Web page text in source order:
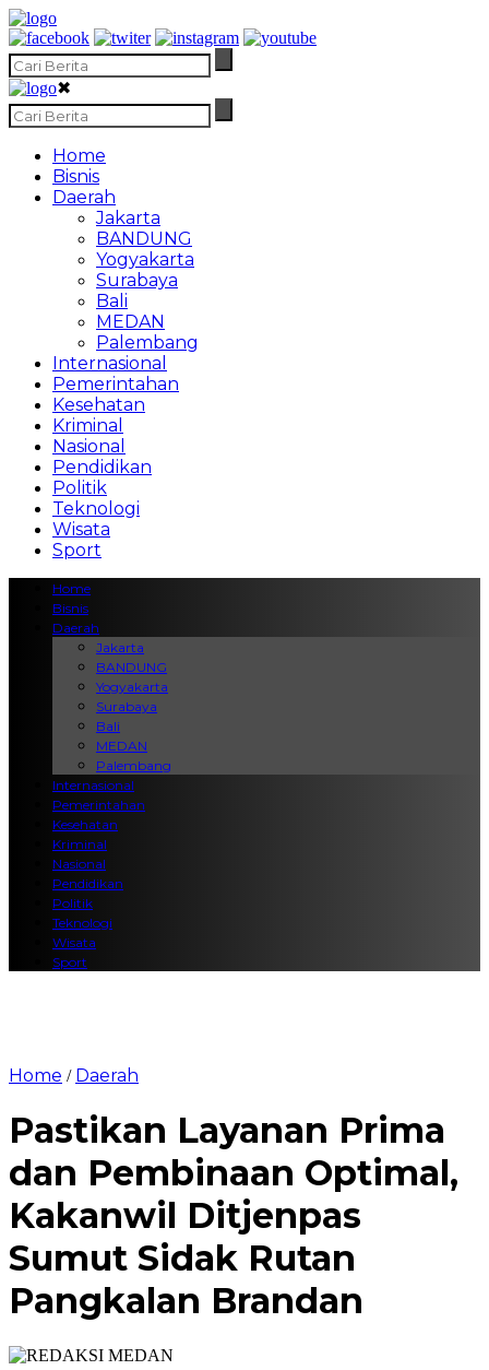
✖
Home
Bisnis
Daerah
Jakarta
BANDUNG
Yogyakarta
Surabaya
Bali
MEDAN
Palembang
Internasional
Pemerintahan
Kesehatan
Kriminal
Nasional
Pendidikan
Politik
Teknologi
Wisata
Sport
Home
Bisnis
Daerah
Jakarta
BANDUNG
Yogyakarta
Surabaya
Bali
MEDAN
Palembang
Internasional
Pemerintahan
Kesehatan
Kriminal
Nasional
Pendidikan
Politik
Teknologi
Wisata
Sport
Home / Daerah
Pastikan Layanan Prima
dan Pembinaan Optimal,
Kakanwil Ditjenpas
Sumut Sidak Rutan
Pangkalan Brandan